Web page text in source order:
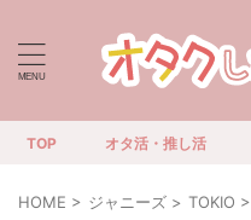
TOP オタ活・推し活
HOME > ジャニーズ > TOKIO >